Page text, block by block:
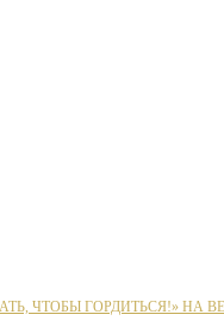
ЧТОБЫ ГОРДИТЬСЯ!» НА